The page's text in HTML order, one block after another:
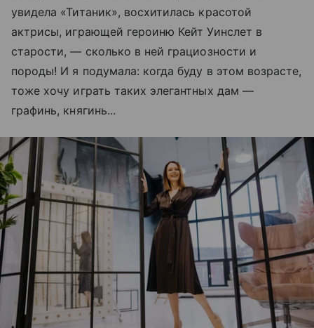
увидела «Титаник», восхитилась красотой
актрисы, играющей героиню Кейт Уинслет в
старости, — сколько в ней грациозности и
породы! И я подумала: когда буду в этом возрасте,
тоже хочу играть таких элегантных дам —
графинь, княгинь...